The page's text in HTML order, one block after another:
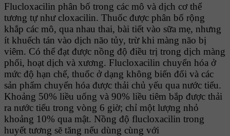
Flucloxacilin phân bố trong các mô và dịch cơ thể
tương tự như cloxacilin. Thuốc được phân bố rộng
khắp các mô, qua nhau thai, bài tiết vào sữa mẹ, nhưng
ít khuếch tán vào dịch não tủy, trừ khi màng não bị
viêm. Có thể đạt được nồng độ điều trị trong dịch màng
phổi, hoạt dịch và xương. Flucloxacilin chuyển hóa ở
mức độ hạn chế, thuốc ở dạng không biến đổi và các
sản phẩm chuyển hóa được thải chủ yếu qua nước tiểu.
Khoảng 50% liều uống và 90% liều tiêm bắp được thải
ra nước tiểu trong vòng 6 giờ; chỉ một lượng nhỏ
khoảng 10% qua mật. Nồng độ flucloxacilin trong
huyết tương sẽ tăng nếu dùng cùng với